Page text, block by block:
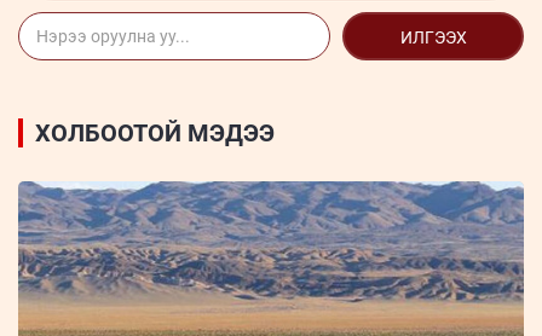
ИЛГЭЭХ
ХОЛБООТОЙ МЭДЭЭ